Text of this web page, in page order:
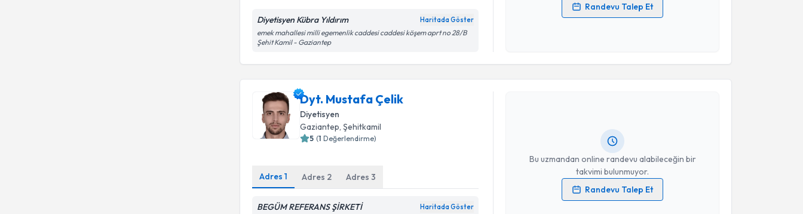
Diyetisyen Kübra Yıldırım Haritada Göster
emek mahallesi milli egemenlik caddesi caddesi köşem aprt no 28/B
Şehit Kamil - Gaziantep
Randevu Talep Et
Kişisel verilerimin işlenmesine ilişkinAydınlatma Metni
Takvim Talebini Gönder
Dyt. Mustafa Çelik
Diyetisyen
Gaziantep , Şehitkamil
5 (1 Değerlendirme)
Adres1 Adres 2 Adres3
BEGÜM REFERANS ŞİRKETİ Haritada Göster
Bu uzmandan online randevu alabileceğin bir
takvimi bulunmuyor.
Randevu Talep Et
Randevu Takvimi Talebi
Dyt. Mustafa Çelik
Kişisel verilerimin işlenmesine ilişkinAydınlatma Metni